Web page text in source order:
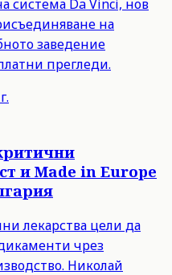
система Da Vinci, нов
на
заведение
прегледи.
и Made in Europe
лекарства цели да
чрез
Николай